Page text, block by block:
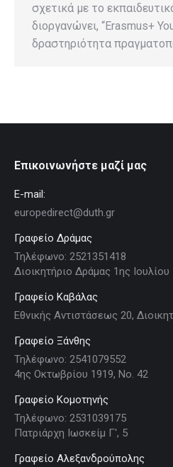
σχετικά με το
διοργανώνει, “Erasmus+
δραστηριότητα
Επικοινωνήστε μαζί μας
E-mail:
europedirect@duth.gr
Γραφείο Δράμας
Τηλέφωνο: 2521351418
Διοικητήριο Δράμας 1ης Ιουλίου
Γραφείο Καβάλας
Εθνικής Αντιστάσεως 20,
Γραφείο Ξάνθης
Τηλέφωνο: 2541079552
4ης Οκτωβρίου 1919, Νο. 42
Γραφείο Κομοτηνής
Τηλέφωνο: 2531039175
Πατριάρχη Ιωσκείμ Γ', 5
Γραφείο Αλεξανδρούπολης